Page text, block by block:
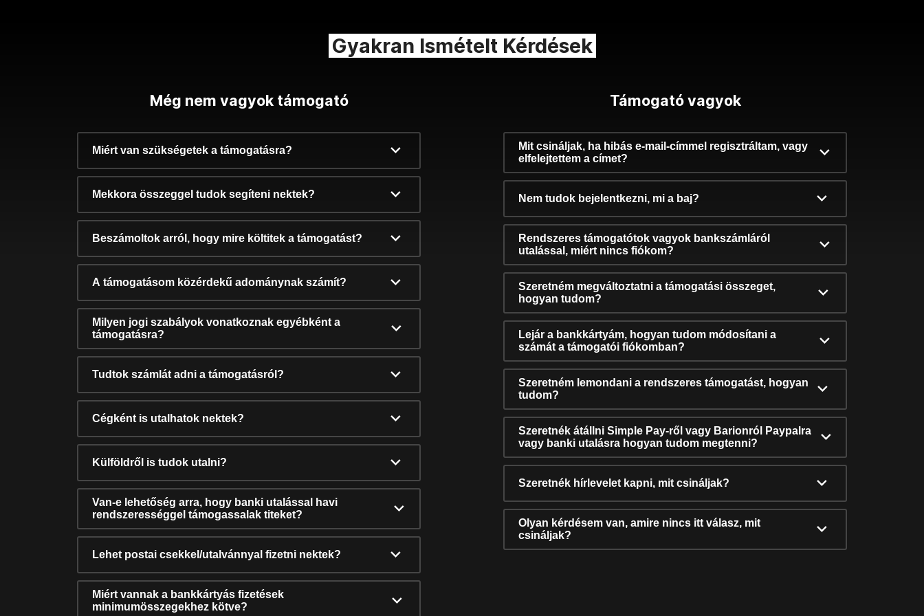
Gyakran Ismételt Kérdések
Még nem vagyok támogató
Miért van szükségetek a támogatásra?
Mekkora összeggel tudok segíteni nektek?
Beszámoltok arról, hogy mire költitek a támogatást?
A támogatásom közérdekű adománynak számít?
Milyen jogi szabályok vonatkoznak egyébként a
támogatásra?
Tudtok számlát adni a támogatásról?
Cégként is utalhatok nektek?
Külföldről is tudok utalni?
Van-e lehetőség arra, hogy banki utalással havi
rendszerességgel támogassalak titeket?
Lehet postai csekkel/utalvánnyal fizetni nektek?
Miért vannak a bankkártyás fizetések
minimumösszegekhez kötve?
Támogató vagyok
Mit csináljak, ha hibás e-mail-címmel regisztráltam, vagy
elfelejtettem a címet?
Nem tudok bejelentkezni, mi a baj?
Rendszeres támogatótok vagyok bankszámláról
utalással, miért nincs fiókom?
Szeretném megváltoztatni a támogatási összeget,
hogyan tudom?
Lejár a bankkártyám, hogyan tudom módosítani a
számát a támogatói fiókomban?
Szeretném lemondani a rendszeres támogatást, hogyan
tudom?
Szeretnék átállni Simple Pay-ről vagy Barionról Paypalra
vagy banki utalásra hogyan tudom megtenni?
Szeretnék hírlevelet kapni, mit csináljak?
Olyan kérdésem van, amire nincs itt válasz, mit
csináljak?